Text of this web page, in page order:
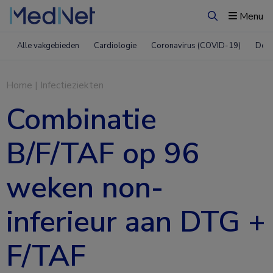
ZoekenMenu
Alle vakgebieden Cardiologie Coronavirus (COVID-19)
Home | Infectieziekten
Combinatie
B/F/TAF op 96
weken non-
inferieur aan DTG +
F/TAF